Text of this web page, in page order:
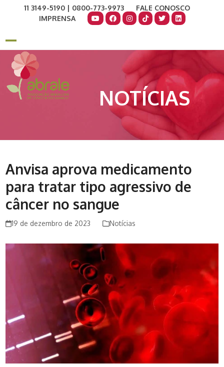
11 3149-5190 | 0800-773-9973
FALE CONOSCO
IMPRENSA
Open
mobile
menu
Close
mobile
menu
NOTÍCIAS
Anvisa aprova medicamento
para tratar tipo agressivo de
câncer no sangue
19 de dezembro de 2023 Notícias